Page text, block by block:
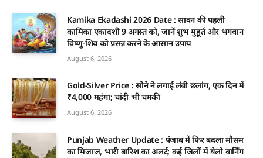
Kamika Ekadashi 2026 Date : सावन की पहली
कामिका एकादशी 9 अगस्त को, जानें शुभ मुहूर्त और भगवान
विष्णु-शिव को प्रसन्न करने के आसान उपाय
August 6, 2026
Gold-Silver Price : सोने ने लगाई लंबी छलांग, एक दिन में
₹4,000 महंगा; चांदी भी चमकी
August 6, 2026
Punjab Weather Update : पंजाब में फिर बदला मौसम
का मिजाज, भारी बारिश का अलर्ट; कई जिलों में येलो वार्निंग